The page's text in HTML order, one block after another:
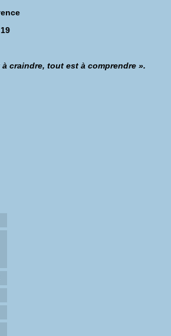
à craindre, tout est à comprendre ».